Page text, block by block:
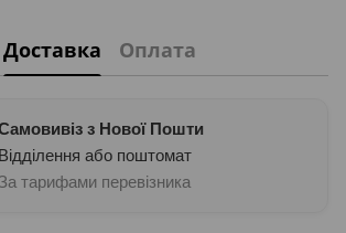
Доставка Оплата
з Нової Пошти
Відділення або поштомат
За тарифами перевізника